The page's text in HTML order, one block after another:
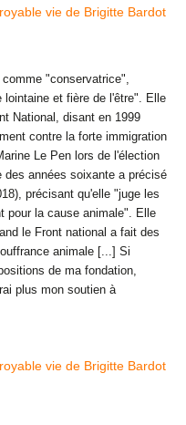
"conservatrice",
et fière de l'être". Elle
National, disant en 1999
contre la forte immigration
Le Pen lors de l'élection
des années soixante a précisé
précisant qu'elle "juge les
pour la cause animale". Elle
le Front national a fait des
animale [...] Si
de ma fondation,
plus mon soutien à